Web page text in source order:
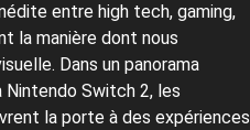
entre high tech, gaming,
la manière dont nous
Dans un panorama
Switch 2, les
la porte à des expériences